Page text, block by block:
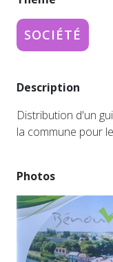
SOCIÉTÉ
Description
Distribution d'un
la commune pour
Photos